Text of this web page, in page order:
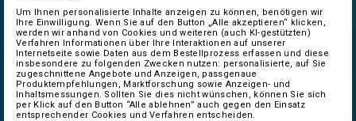
Um Ihnen personalisierte Inhalte anzeigen zu können, benötigen wir
Ihre Einwilligung. Wenn Sie auf den Button „Alle akzeptieren“ klicken,
werden wir anhand von Cookies und weiteren (auch KI-gestützten)
Verfahren Informationen über Ihre Interaktionen auf unserer
Internetseite sowie Daten aus dem Bestellprozess erfassen und diese
insbesondere zu folgenden Zwecken nutzen: personalisierte, auf Sie
zugeschnittene Angebote und Anzeigen, passgenaue
Produktempfehlungen, Marktforschung sowie Anzeigen- und
Inhaltsmessungen. Sollten Sie dies nicht wünschen, können Sie sich
per Klick auf den Button “Alle ablehnen” auch gegen den Einsatz
entsprechender Cookies und Verfahren entscheiden.